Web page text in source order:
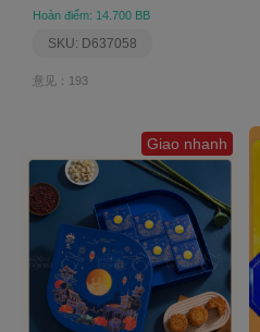
Hoàn điểm: 14.700 BB
SKU: D637058
意见：193
Giao nhanh